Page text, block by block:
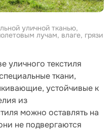
уличной тканью,
лучам, влаге, грязи
уличного текстиля
ткани,
устойчивые к
из
можно оставлять на
не подвергаются